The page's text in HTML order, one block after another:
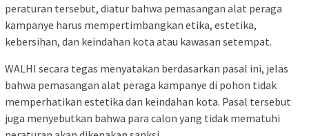
peraturan tersebut, diatur bahwa pemasangan alat peraga
kampanye harus mempertimbangkan etika, estetika,
kebersihan, dan keindahan kota atau kawasan setempat.
WALHI secara tegas menyatakan berdasarkan pasal ini, jelas
bahwa pemasangan alat peraga kampanye di pohon tidak
memperhatikan estetika dan keindahan kota. Pasal tersebut
juga menyebutkan bahwa para calon yang tidak mematuhi